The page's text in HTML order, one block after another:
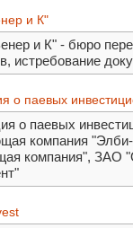
и К"
и К" - бюро
истребование
о паевых
о паевых
компания
компания",